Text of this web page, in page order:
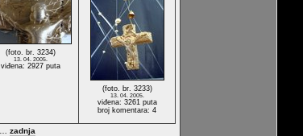
(foto. br. 3234)
13. 04. 2005.
viđena: 2927 puta
(foto. br. 3233)
13. 04. 2005.
viđena: 3261 puta
broj komentara: 4
zadnja